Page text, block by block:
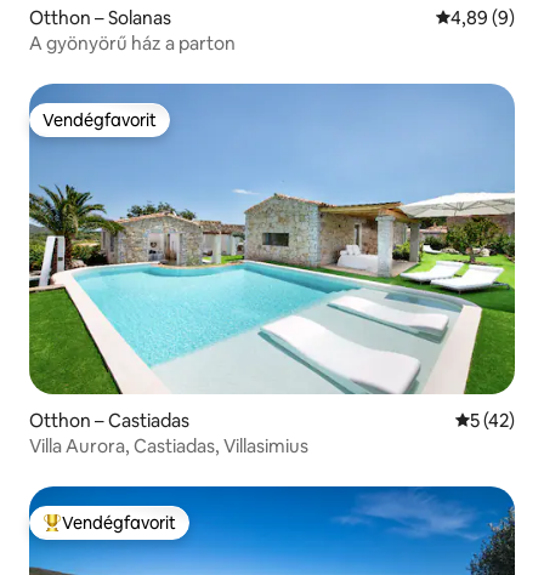
Otthon – Solanas Átlagos
4,89 (9)
A gyönyörű ház a parton
Vendégfavorit
Vendégfavorit
Otthon – Castiadas Átlagos
5 (42)
Villa Aurora, Castiadas, Villasimius
Kiemelt vendégfavorit
Vendégfavorit